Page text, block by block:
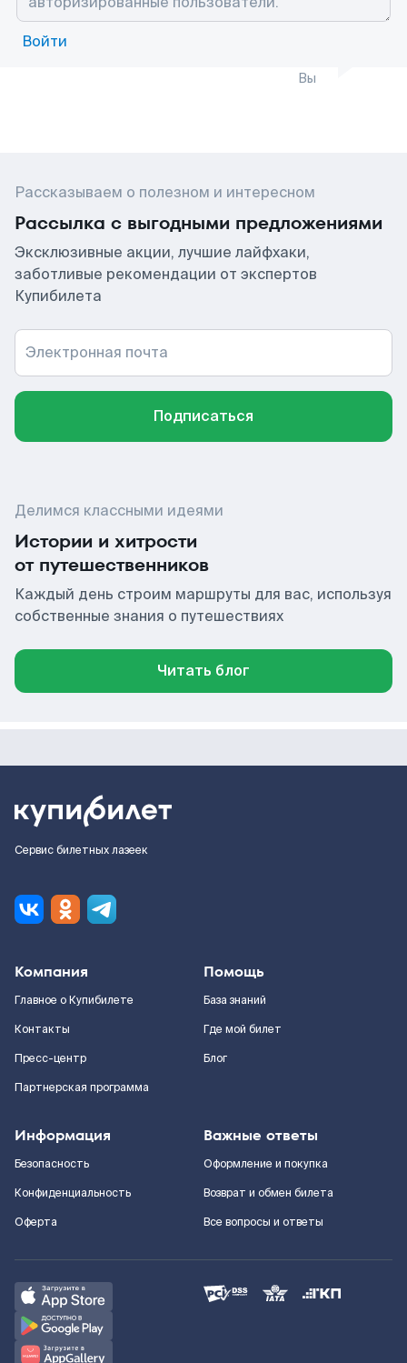
Войти
Вы
Рассказываем о полезном и интересном
Рассылка с выгодными предложениями
Эксклюзивные акции, лучшие лайфхаки,
заботливые рекомендации от экспертов
Купибилета
Электронная почта
Подписаться
Делимся классными идеями
Истории и хитрости
от путешественников
Каждый день строим маршруты для вас, используя
собственные знания о путешествиях
Читать блог
Сервис билетных лазеек
Компания
Главное о Купибилете
Контакты
Пресс-центр
Партнерская программа
Помощь
База знаний
Где мой билет
Блог
Информация
Безопасность
Конфиденциальность
Оферта
Важные ответы
Оформление и покупка
Возврат и обмен билета
Все вопросы и ответы